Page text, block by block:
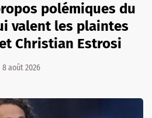
polémiques du
valent les plaintes
Christian Estrosi
8 août 2026